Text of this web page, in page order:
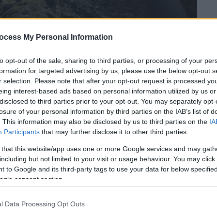
My Personal Information
opt-out of the sale, sharing to third parties, or processing of your
for targeted advertising by us, please use the below opt-out
selection. Please note that after your opt-out request is processed
interest-based ads based on personal information utilized by us
to third parties prior to your opt-out. You may separately
of your personal information by third parties on the IAB’s list of
This information may also be disclosed by us to third parties on the
Participants that may further disclose it to other third parties.
that this website/app uses one or more Google services and may
but not limited to your visit or usage behaviour. You may
to Google and its third-party tags to use your data for below
consent section.
Data Processing Opt Outs
το ΕΘΝΟΣ στη Google
Φονγκ Να – Κε Μπανγκ, 500 χιλιόμετρα
, βρίσκεται το σπήλαιοΧανγκ Σον Ντονγκ
είναι μνημείο Παγκόσμιας Κληρονομιάς
Googleμε έναGoogle Doodle.
του γιγαντιαίου